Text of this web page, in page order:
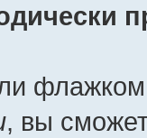
, вы